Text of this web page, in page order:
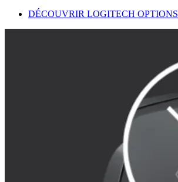
DÉCOUVRIR LOGITECH OPTIONS